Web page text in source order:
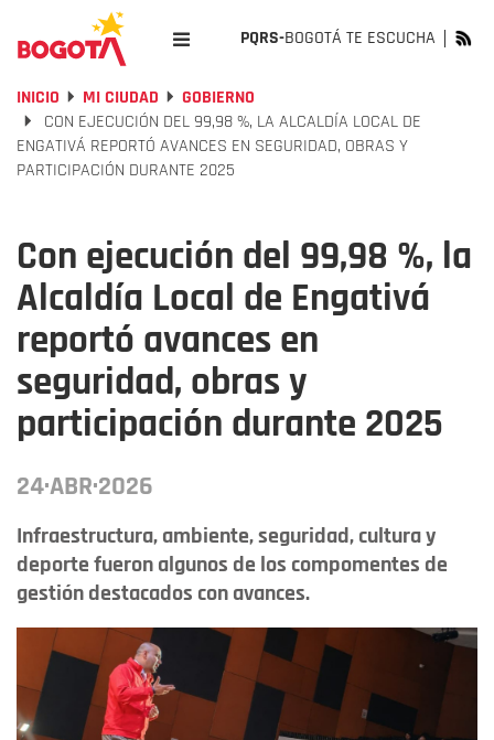
PQRS-BOGOTÁ TE ESCUCHA
INICIO MI CIUDAD
GOBIERNO
CON EJECUCIÓN DEL 99,98 %, LA ALCALDÍA LOCAL DE
ENGATIVÁ REPORTÓ AVANCES EN SEGURIDAD, OBRAS Y
PARTICIPACIÓN DURANTE 2025
Con ejecución del 99,98 %, la
Alcaldía Local de Engativá
reportó avances en
seguridad, obras y
participación durante 2025
24·ABR·2026
Infraestructura, ambiente, seguridad, cultura y
deporte fueron algunos de los compomentes de
gestión destacados con avances.